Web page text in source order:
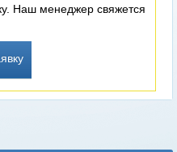
Наш менеджер свяжется